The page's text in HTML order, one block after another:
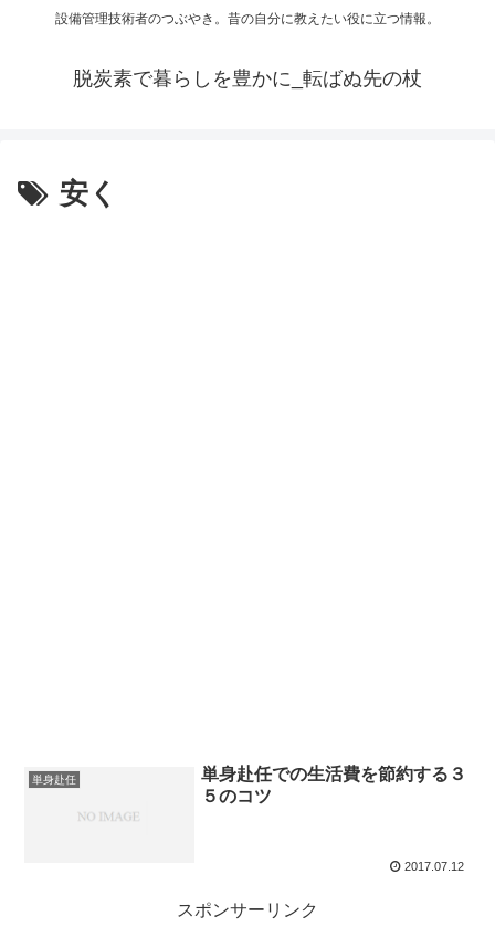
設備管理技術者のつぶやき。昔の自分に教えたい役に立つ情報。
脱炭素で暮らしを豊かに_転ばぬ先の杖
安く
単身赴任
単身赴任での生活費を節約する３
５のコツ
2017.07.12
スポンサーリンク